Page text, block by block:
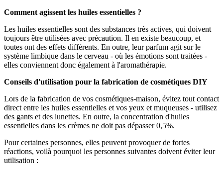
Comment agissent les huiles essentielles ?
Les huiles essentielles sont des substances très actives, qui doivent
toujours être utilisées avec précaution. Il en existe beaucoup, et
toutes ont des effets différents. En outre, leur parfum agit sur le
système limbique dans le cerveau - où les émotions sont traitées -
elles conviennent donc également à l'aromathérapie.
Conseils d'utilisation pour la fabrication de cosmétiques DIY
Lors de la fabrication de vos cosmétiques-maison, évitez tout contact
direct entre les huiles essentielles et vos yeux et muqueuses - utilisez
des gants et des lunettes. En outre, la concentration d'huiles
essentielles dans les crèmes ne doit pas dépasser 0,5%.
Pour certaines personnes, elles peuvent provoquer de fortes
réactions, voilà pourquoi les personnes suivantes doivent éviter leur
utilisation :